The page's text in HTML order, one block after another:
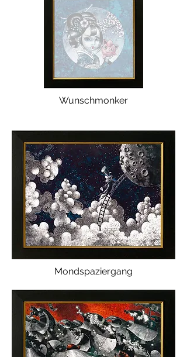
Wunschmonker
Mondspaziergang